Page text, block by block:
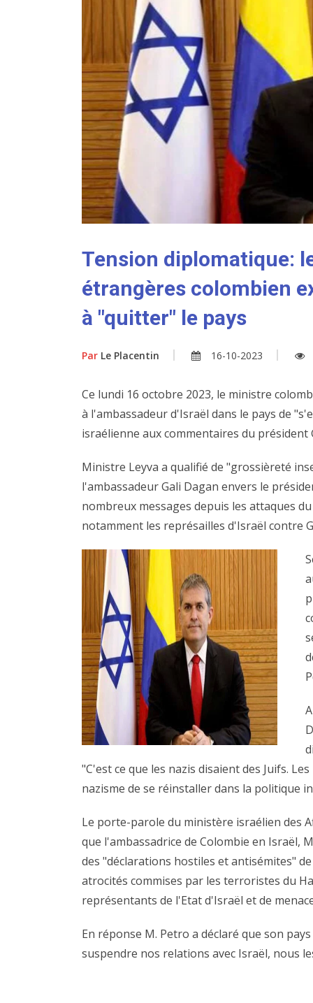
Tension diplomatique:
étrangères colombien
à "quitter" le pays
Par Le Placentin 16-10-2023
Ce lundi 16 octobre 2023, le ministre
à l'ambassadeur d'Israël dans le pays de
israélienne aux commentaires du
Ministre Leyva a qualifié de "grossièreté
l'ambassadeur Gali Dagan envers le
nombreux messages depuis les attaques
notamment les représailles d'Israël contre
"C'est ce que les nazis disaient des Juifs.
nazisme de se réinstaller dans la politique
Le porte-parole du ministère israélien des
que l'ambassadrice de Colombie en Israël,
des "déclarations hostiles et antisémites"
atrocités commises par les terroristes du
représentants de l'Etat d'Israël et de
En réponse M. Petro a déclaré que son
suspendre nos relations avec Israël, nous